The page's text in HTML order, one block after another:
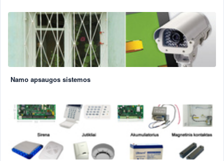
Namo apsaugos sistemos